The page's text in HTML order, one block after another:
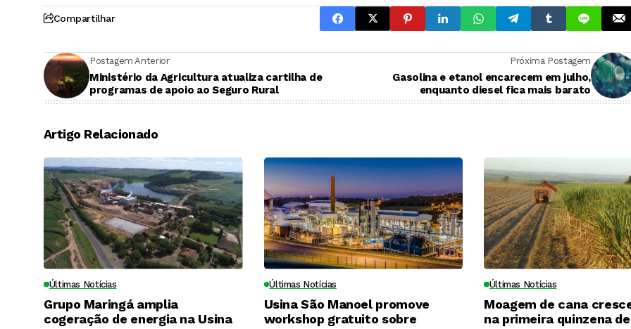
Compartilhar
Postagem Anterior
Ministério da Agricultura atualiza cartilha de
programas de apoio ao Seguro Rural
Próxima Postagem
Gasolina e etanol encarecem em julho,
enquanto diesel fica mais barato
Artigo Relacionado
Últimas Notícias
Grupo Maringá amplia
cogeração de energia na Usina
Últimas Notícias
Usina São Manoel promove
workshop gratuito sobre
Últimas Notícias
Moagem de cana
na primeira quinzena